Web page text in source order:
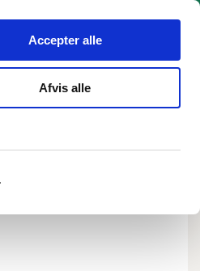
Accepter alle
Afvis alle